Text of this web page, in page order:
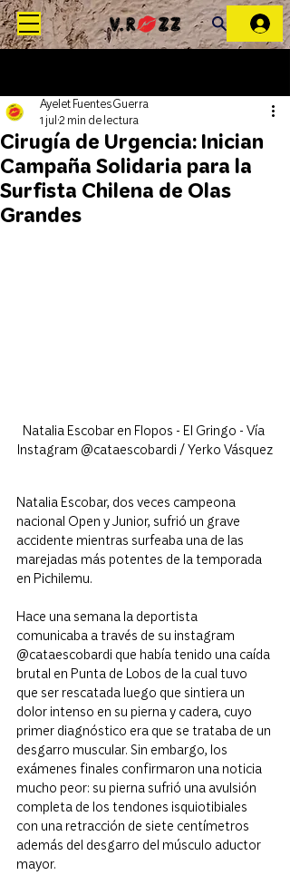
Cirugía de Urgencia: Inician
Campaña Solidaria para la
Surfista Chilena de Olas
Grandes
Ayelet Fuentes Guerra
1 jul2 min de lectura
Natalia Escobar en Flopos - El Gringo - Vía
Instagram @cataescobardi / Yerko Vásquez
Natalia Escobar, dos veces campeona
nacional Open y Junior, sufrió un grave
accidente mientras surfeaba una de las
marejadas más potentes de la temporada
en Pichilemu.
Hace una semana la deportista
comunicaba a través de su instagram
@cataescobardi que había tenido una caída
brutal en Punta de Lobos de la cual tuvo
que ser rescatada luego que sintiera un
dolor intenso en su pierna y cadera, cuyo
primer diagnóstico era que se trataba de un
desgarro muscular. Sin embargo, los
exámenes finales confirmaron una noticia
mucho peor: su pierna sufrió una avulsión
completa de los tendones isquiotibiales
con una retracción de siete centímetros
además del desgarro del músculo aductor
mayor.